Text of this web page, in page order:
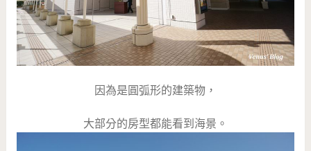
因為是圓弧形的建築物，
大部分的房型都能看到海景。